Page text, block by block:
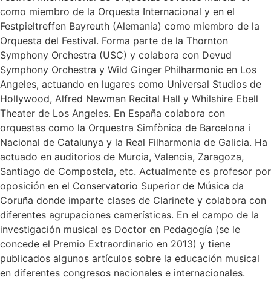
como miembro de la Orquesta Internacional y en el
Festpieltreffen Bayreuth (Alemania) como miembro de la
Orquesta del Festival. Forma parte de la Thornton
Symphony Orchestra (USC) y colabora con Devud
Symphony Orchestra y Wild Ginger Philharmonic en Los
Angeles, actuando en lugares como Universal Studios de
Hollywood, Alfred Newman Recital Hall y Whilshire Ebell
Theater de Los Angeles. En España colabora con
orquestas como la Orquestra Simfònica de Barcelona i
Nacional de Catalunya y la Real Filharmonia de Galicia. Ha
actuado en auditorios de Murcia, Valencia, Zaragoza,
Santiago de Compostela, etc. Actualmente es profesor por
oposición en el Conservatorio Superior de Música da
Coruña donde imparte clases de Clarinete y colabora con
diferentes agrupaciones camerísticas. En el campo de la
investigación musical es Doctor en Pedagogía (se le
concede el Premio Extraordinario en 2013) y tiene
publicados algunos artículos sobre la educación musical
en diferentes congresos nacionales e internacionales.